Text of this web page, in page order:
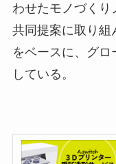
わせたモノづくり
共同提案に取り組
をベースに、グロ
している。